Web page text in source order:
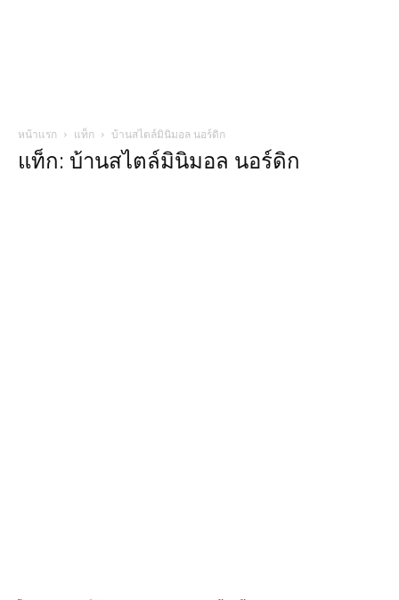
หน้าแรก แท็ก บ้านสไตล์มินิมอล นอร์ดิก
แท็ก: บ้านสไตล์มินิมอล นอร์ดิก